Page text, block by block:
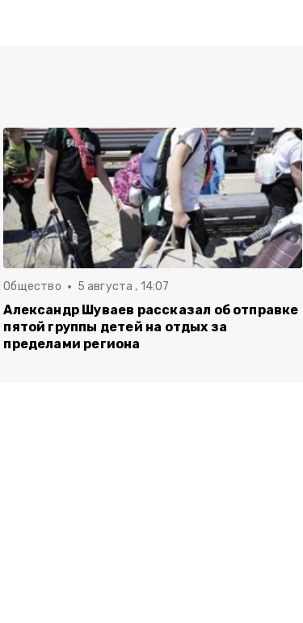
Общество 5 августа , 14:07
Александр Шуваев рассказал об отправке
пятой группы детей на отдых за
пределами региона